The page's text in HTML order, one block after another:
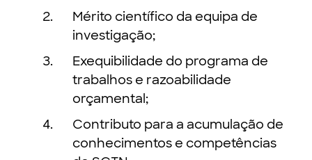
Mérito científico da equipa de
investigação;
Exequibilidade do programa de
trabalhos e razoabilidade
orçamental;
Contributo para a acumulação de
conhecimentos e competências